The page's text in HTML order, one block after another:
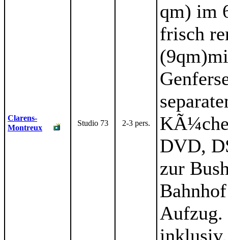
Clarens-
Montreux
Studio 73 2-3 pers.
qm) im
frisch
DVD,
zur
Aufzug.
inklusiv.